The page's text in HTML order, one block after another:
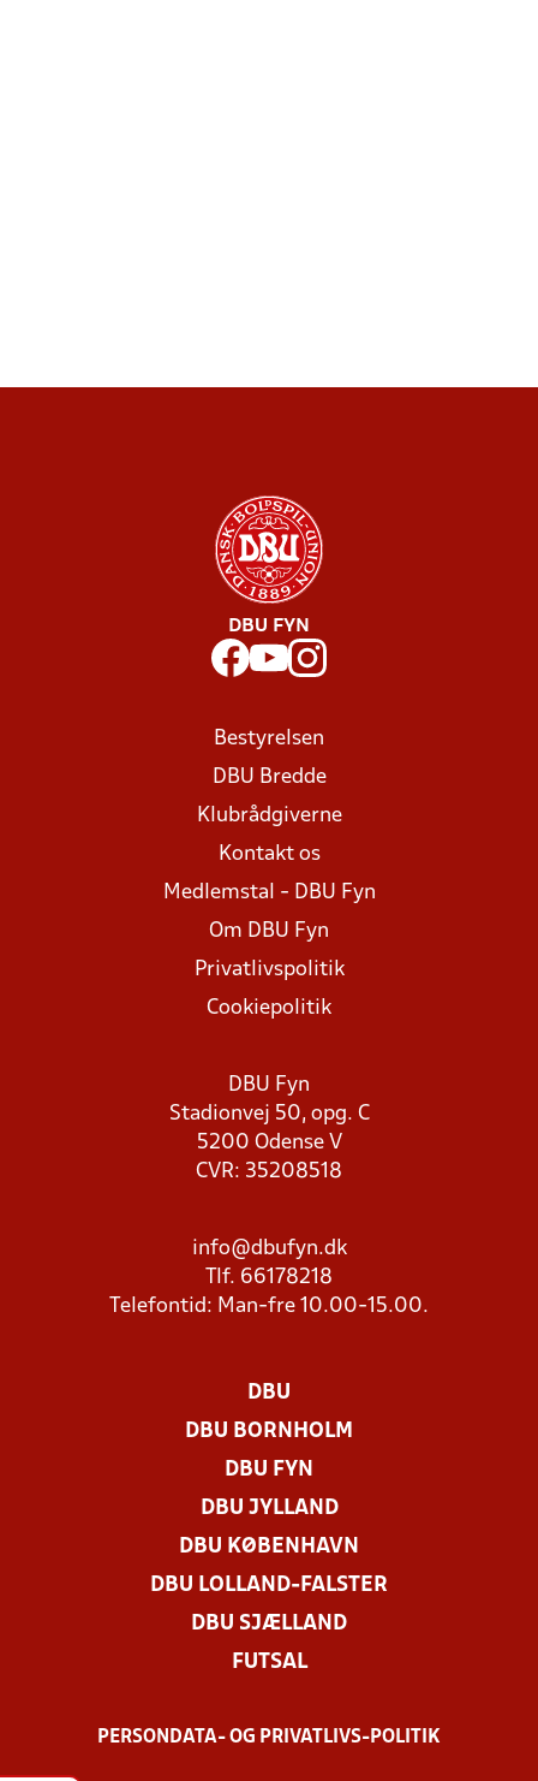
DBU FYN
Bestyrelsen
DBU Bredde
Klubrådgiverne
Kontakt os
Medlemstal - DBU Fyn
Om DBU Fyn
Privatlivspolitik
Cookiepolitik
DBU Fyn
Stadionvej 50, opg. C
5200 Odense V
CVR: 35208518
info@dbufyn.dk
Tlf. 66178218
Telefontid: Man-fre 10.00-15.00.
DBU
DBU BORNHOLM
DBU FYN
DBU JYLLAND
DBU KØBENHAVN
DBU LOLLAND-FALSTER
DBU SJÆLLAND
FUTSAL
PERSONDATA- OG PRIVATLIVS-POLITIK